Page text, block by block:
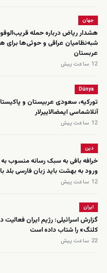
جهان
هشدار ریاض درباره حمله
شبه‌نظامیان عراقی و حوثی‌ها برای
عربستان
12 ساعت پیش
Dünya
تورکیه، سعودی عربیستان و
‌آنلاشماسی ایمضالاییرلار
12 ساعت پیش
دین
خرافه بافی به سبک رسانه منسوب به
ورود به بهشت باید زبان فارسی بلد
12 ساعت پیش
ایران
گزارش اسرائیلی: رژیم ایران
کلنگ» را شتاب داده است
22 ساعت پیش